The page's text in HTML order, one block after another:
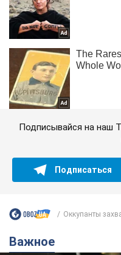
Подписывайся на наш
Подписаться
Оккупанты
Важное